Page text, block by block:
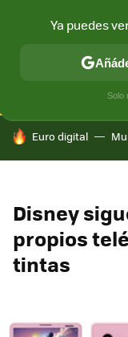
CONECTIVIDAD
HOY SE HABLA DE
Euro digital
Disney
propios
tintas
Ya puedes
Solo